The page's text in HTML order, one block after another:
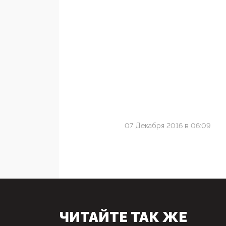
07 Декабря 2016 в 06:09
ЧИТАЙТЕ ТАК ЖЕ